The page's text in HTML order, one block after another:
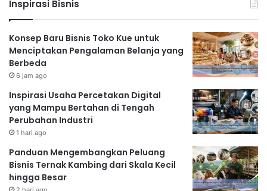
Inspirasi Bisnis
Konsep Baru Bisnis Toko Kue untuk
Menciptakan Pengalaman Belanja yang
Berbeda
6 jam ago
Inspirasi Usaha Percetakan Digital
yang Mampu Bertahan di Tengah
Perubahan Industri
1 hari ago
Panduan Mengembangkan Peluang
Bisnis Ternak Kambing dari Skala Kecil
hingga Besar